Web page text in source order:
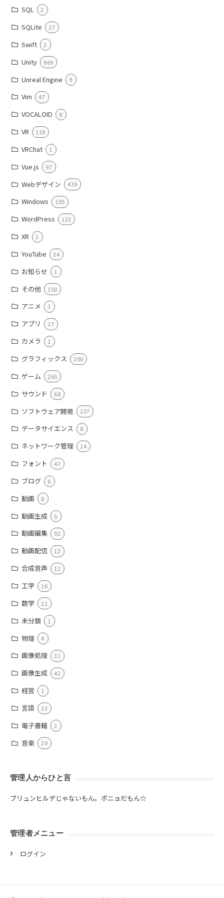
SQL 2
SQLite 17
Swift 2
Unity 869
Unreal Engine 9
Vim 47
VOCALOID 8
VR 118
VRChat 1
Vue.js 97
Webデザイン 439
Windows 105
WordPress 122
XR 2
YouTube 34
お知らせ 1
その他 150
アニメ 3
アプリ 17
カメラ 1
グラフィックス 200
ゲーム 265
サウンド 68
ソフトウェア開発 237
データサイエンス 8
ネットワーク管理 14
フォント 47
ブログ 6
動画 8
動画生成 5
動画編集 92
動画配信 12
合成音声 12
工学 16
数学 22
未分類 1
物理 4
画像処理 31
画像生成 42
経営 1
言語 13
電子書籍 2
音楽 20
管理人からひと言
ブリュンヒルデじゃないもん。ポニョだもん☆
管理者メニュー
ログイン